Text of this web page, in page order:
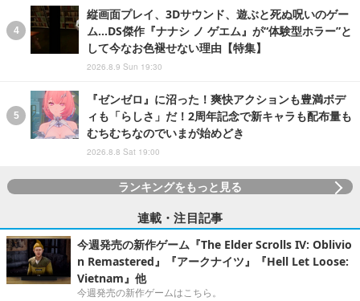
縦画面プレイ、3Dサウンド、遊ぶと死ぬ呪いのゲー
ム…DS傑作『ナナシ ノ ゲエム』が“体験型ホラー”と
して今なお色褪せない理由【特集】
2026.8.9 Sun 19:30
『ゼンゼロ』に沼った！爽快アクションも豊満ボデ
ィも「らしさ」だ！2周年記念で新キャラも配布量も
むちむちなのでいまが始めどき
2026.8.8 Sat 19:00
ランキングをもっと見る
連載・注目記事
今週発売の新作ゲーム『The Elder Scrolls IV: Oblivio
n Remastered』『アークナイツ』『Hell Let Loose:
Vietnam』他
今週発売の新作ゲームはこちら。